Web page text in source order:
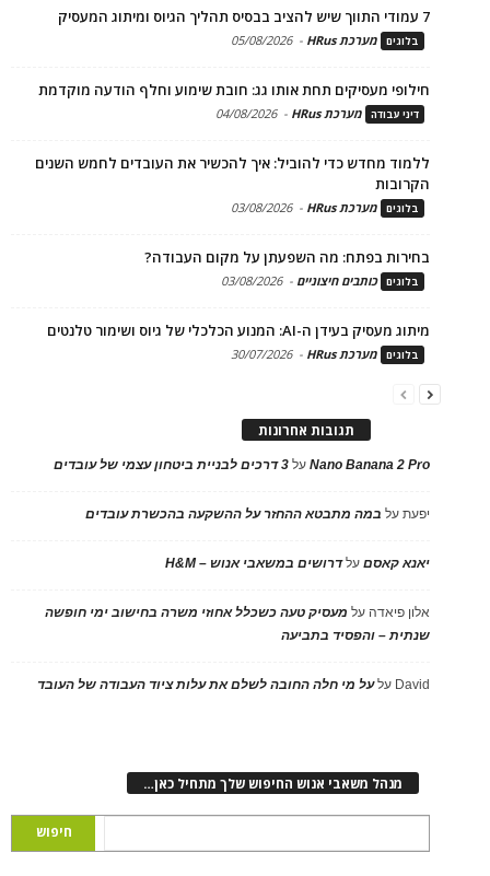
7 עמודי התווך שיש להציב בבסיס תהליך הגיוס ומיתוג המעסיק
בלוגים מערכת HRus -
05/08/2026
חילופי מעסיקים תחת אותו גג: חובת שימוע וחלף הודעה מוקדמת
דיני עבודה מערכת HRus -
04/08/2026
ללמוד מחדש כדי להוביל: איך להכשיר את העובדים לחמש השנים
הקרובות
בלוגים מערכת HRus -
03/08/2026
בחירות בפתח: מה השפעתן על מקום העבודה?
בלוגים כותבים חיצוניים -
03/08/2026
מיתוג מעסיק בעידן ה-AI: המנוע הכלכלי של גיוס ושימור טלנטים
בלוגים מערכת HRus -
30/07/2026
תגובות אחרונות
Nano Banana 2 Proעל 3 דרכים לבניית ביטחון עצמי של עובדים
יפעתעל במה מתבטא ההחזר על ההשקעה בהכשרת עובדים
יאנא קאסםעלדרושים במשאבי אנוש – H&M
אלון פיאדה על מעסיק טעה כשכלל אחוזי משרה בחישוב ימי חופשה
שנתית – והפסיד בתביעה
David עלעל מי חלה החובה לשלם את עלות ציוד העבודה של העובד
מנהל משאבי אנוש החיפוש שלך מתחיל כאן…